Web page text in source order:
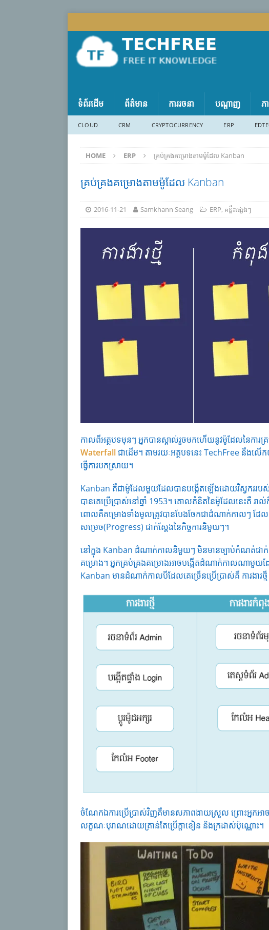
ទំព័រដើម ព័ត៌មាន ការរចនា បណ្តាញ ភ
CLOUD CRM CRYPTOCURRENCY ERP
HOME ERP គ្រប់គ្រងគម្រោងតាមម៉ូដែល Kanban
គ្រប់គ្រងគម្រោងតាមម៉ូដែល Kanban
2016-11-21 Samkhann Seang ERP, គន្លឹះផ្សេងៗ
កាលពីអត្ថបទមុនៗ អ្នកបានស្គាល់រួចមកហើយនូវម៉ូដែលនៃការគ្
Waterfall ជាដើម។ តាមរយៈអត្ថបទនេះ TechFree នឹង
ធ្វើការបកស្រាយ។
Kanban គឺជាម៉ូដែលមួយដែលបានបង្កើតឡើងដោយវិស្វកររ
បានគេប្រើប្រាស់នៅឆ្នាំ 1953។ គោលគំនិតនៃម៉ូដែលនេះគឺ រា
ពោលគឺគម្រោងទាំងមូលត្រូវបានបែងចែកជាដំណាក់កាលៗ ដ
សម្រេច(Progress) ជាក់ស្តែងនៃកិច្ចការនិមួយៗ។
នៅក្នុង Kanban ដំណាក់កាលនិមួយៗ មិនមានច្បាប់កំណត់ជា
គម្រោង។ អ្នកគ្រប់គ្រងគម្រោងអាចបង្កើតដំណាក់កាលណាមួ
Kanban មានដំណាក់កាលបីដែលគេច្រើនប្រើប្រាស់គឺ ការងារថ្មី
ចំណែកឯការប្រើប្រាស់វិញគឺមានសភាពងាយស្រួល ព្រោះអ្នកអាច
លក្ខណៈបុរាណដោយគ្រាន់តែប្រើក្តាខៀន និងក្រដាស់ប៉ុណ្ណោះ។